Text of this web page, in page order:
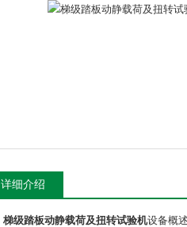
详细介绍
梯级踏板动静载荷及扭转试验机设备概